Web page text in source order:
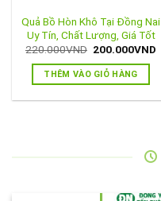
Quả Bồ Hòn Khô Tại Đồng Nai
Uy Tín, Chất Lượng, Giá Tốt
220.000VND Giá
là:
220.000VND.
200.000VND
THÊM VÀO GIỎ HÀNG